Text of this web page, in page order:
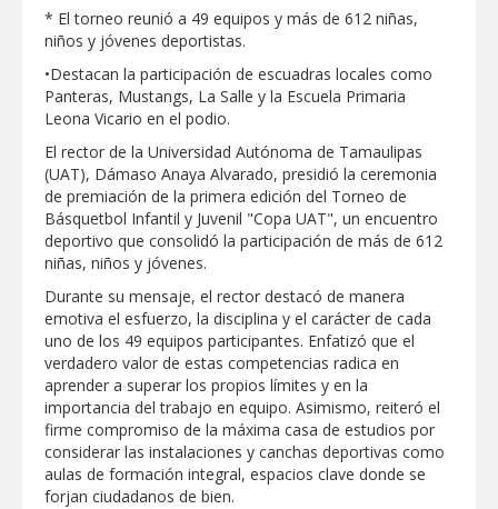
Respalda la SET acuerdos de la
CONAEDU sobre redes sociales y
escuelas militarizadas
AVANZAN TRABAJOS DE
MODERNIZACIÓN EN AVENIDA
REFORMA; GOBIERNO MUNICIPAL
MANTIENE EL RITMO DE LAS OBRAS
PRIORITARIAS
Atendió Protección Civil de Reynosa
reportes ante lluvias
IMPULSA GESTIÓN AMBIENTAL
JORNADA DE MEJORA URBANA EN
HACIENDA SAN AGUSTÍN
funcionamiento de Presa El Águila
GOBIERNO MUNICIPAL Y ESTATAL
CELEBRARÁN FERIA DEL EMPLEO EL
PRÓXIMO 18 DE AGOSTO
Logra STPS la generación de empleo
con más de 6 mil 900 colocaciones en
Tamaulipas
Anunciaron Gobierno Municipal,
PROFECO y CANACO: Feria de Regreso a
* El torneo reunió a 49 equipos y más de 612 niñas,
niños y jóvenes deportistas.
•Destacan la participación de escuadras locales como
Panteras, Mustangs, La Salle y la Escuela Primaria
Leona Vicario en el podio.
El rector de la Universidad Autónoma de Tamaulipas
(UAT), Dámaso Anaya Alvarado, presidió la ceremonia
de premiación de la primera edición del Torneo de
Básquetbol Infantil y Juvenil "Copa UAT", un encuentro
deportivo que consolidó la participación de más de 612
niñas, niños y jóvenes.
Durante su mensaje, el rector destacó de manera
emotiva el esfuerzo, la disciplina y el carácter de cada
uno de los 49 equipos participantes. Enfatizó que el
verdadero valor de estas competencias radica en
aprender a superar los propios límites y en la
importancia del trabajo en equipo. Asimismo, reiteró el
firme compromiso de la máxima casa de estudios por
considerar las instalaciones y canchas deportivas como
aulas de formación integral, espacios clave donde se
forjan ciudadanos de bien.